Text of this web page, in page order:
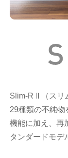
Slim-RⅡ（スリ
29種類の不純
機能に加え、再
タンダードモデ